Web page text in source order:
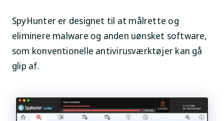
SpyHunter er designet til at målrette og
eliminere malware og anden uønsket software,
som konventionelle antivirusværktøjer kan gå
glip af.